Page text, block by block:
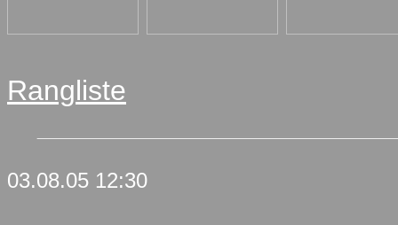
Rangliste
03.08.05 12:30